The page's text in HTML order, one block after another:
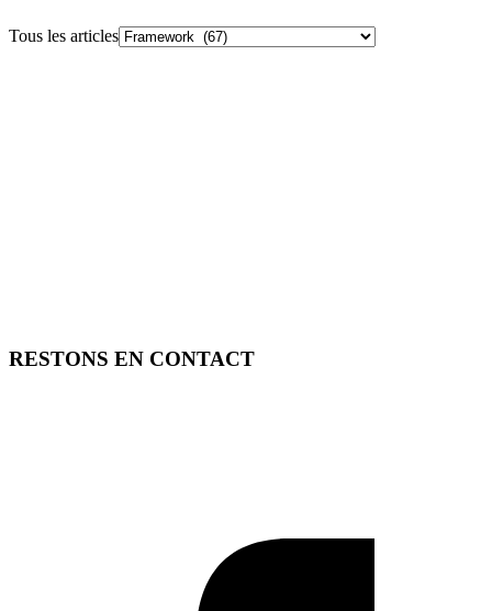
Tous les articles
RESTONS EN CONTACT